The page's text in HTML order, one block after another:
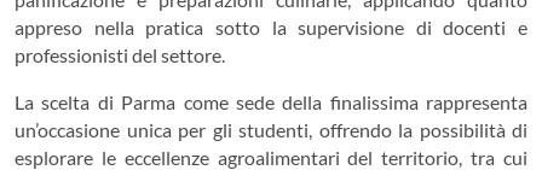
appreso nella pratica sotto la supervisione di docenti e
professionisti del settore.
La scelta di Parma come sede della finalissima rappresenta
un’occasione unica per gli studenti, offrendo la possibilità di
esplorare le eccellenze agroalimentari del territorio, tra cui